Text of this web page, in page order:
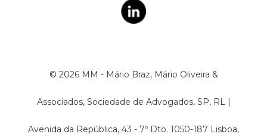
© 2026 MM - Mário Braz, Mário Oliveira &
Associados, Sociedade de Advogados, SP, RL |
Avenida da República, 43 - 7º Dto. 1050-187 Lisboa,​